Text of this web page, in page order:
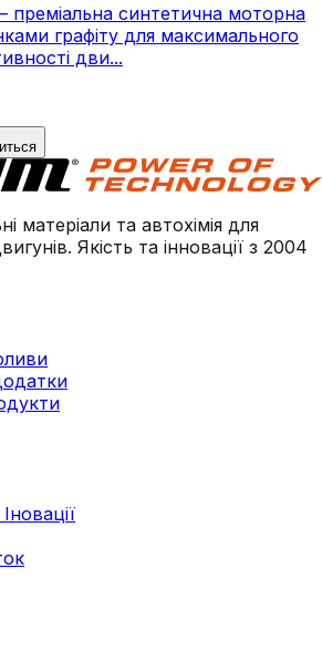
преміальна синтетична моторна
графіту для максимального
дви...
матеріали та автохімія для
Якість та інновації з 2004